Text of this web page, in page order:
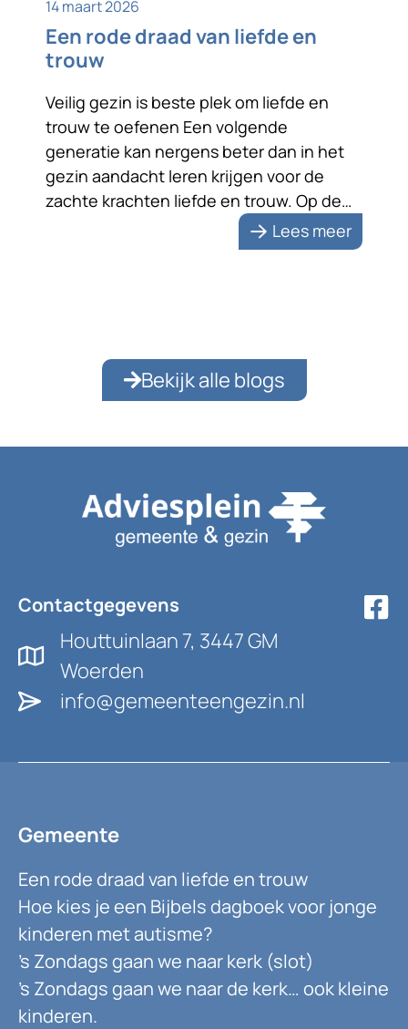
14 maart 2026
Een rode draad van liefde en
trouw
Veilig gezin is beste plek om liefde en
trouw te oefenen Een volgende
generatie kan nergens beter dan in het
gezin aandacht leren krijgen voor de
zachte krachten liefde en trouw. Op de
foto staan ze liefdevol naar elkaar
toegewend. Na zeventig jaar huwelijk zijn
Lees meer
Bekijk alle blogs
Contactgegevens
Houttuinlaan 7, 3447 GM
Woerden
info@gemeenteengezin.nl
Gemeente
Een rode draad van liefde en trouw
Hoe kies je een Bijbels dagboek voor jonge
kinderen met autisme?
’s Zondags gaan we naar kerk (slot)
’s Zondags gaan we naar de kerk… ook kleine
kinderen.